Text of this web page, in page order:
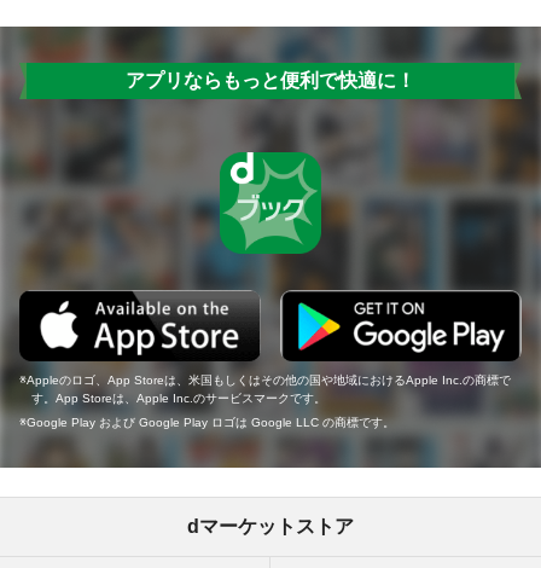
アプリならもっと便利で快適に！
Appleのロゴ、App Storeは、米国もしくはその他の国や地域におけるApple Inc.の商標で
す。App Storeは、Apple Inc.のサービスマークです。
Google Play および Google Play ロゴは Google LLC の商標です。
dマーケットストア